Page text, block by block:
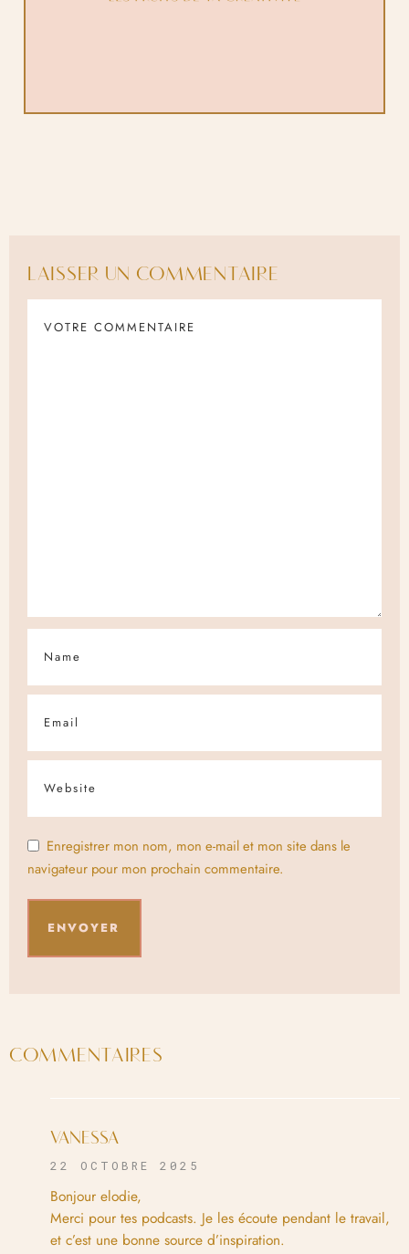
LAISSER UN COMMENTAIRE
Enregistrer mon nom, mon e-mail et mon site dans le
navigateur pour mon prochain commentaire.
COMMENTAIRES
VANESSA
22 OCTOBRE 2025
Bonjour elodie,
Merci pour tes podcasts. Je les écoute pendant le travail,
et c’est une bonne source d’inspiration.